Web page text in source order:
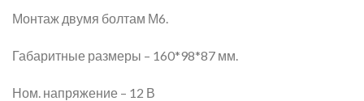
Монтаж двумя болтам М6.
Габаритные размеры – 160*98*87 мм.
Ном. напряжение – 12 В